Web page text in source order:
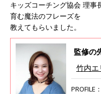
キッズコーチング協会 理事
育む魔法のフレーズを
教えてもらいました。
監修の
竹内エ
PROFILE